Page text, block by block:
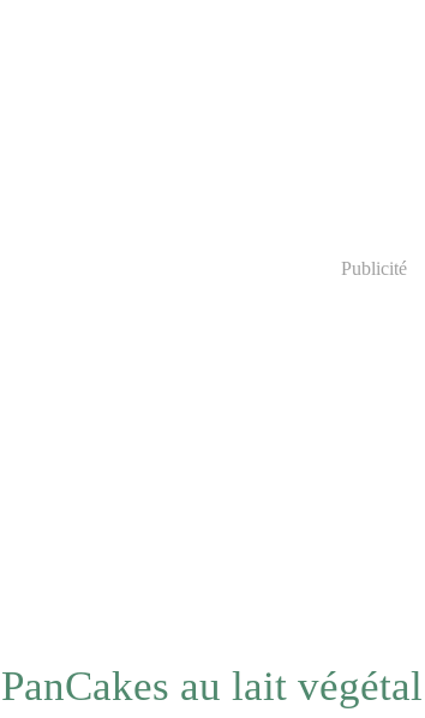
Publicité
PanCakes au lait